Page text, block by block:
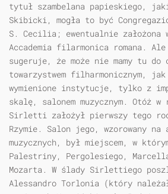
tytuł szambelana papieskiego,
Skibicki, mogła to być
S. Cecilia; ewentualnie założona
Accademia filarmonica romana. Ale
sugeruje, że może nie mamy tu do
towarzystwem filharmonicznym,
wymienione instytucje, tylko z
skalę, salonem muzycznym. Otóż
Sirletti założył pierwszy tego
Rzymie. Salon jego, wzorowany na
muzycznych, był miejscem, w
Palestriny, Pergolesiego,
Mozarta. W ślady Sirlettiego
Alessandro Torlonia (który